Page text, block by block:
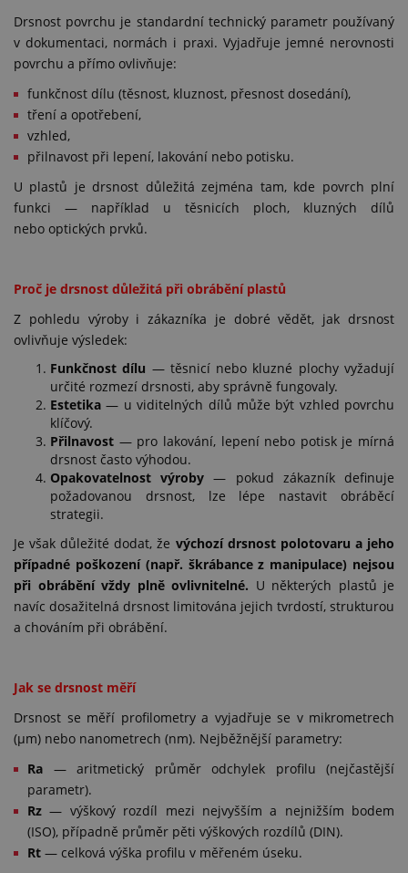
Drsnost povrchu je standardní technický parametr používaný
v dokumentaci, normách i praxi. Vyjadřuje jemné nerovnosti
povrchu a přímo ovlivňuje:
funkčnost dílu (těsnost, kluznost, přesnost dosedání),
tření a opotřebení,
vzhled,
přilnavost při lepení, lakování nebo potisku.
U plastů je drsnost důležitá zejména tam, kde povrch plní
funkci — například u těsnicích ploch, kluzných dílů
nebo optických prvků.
Proč je drsnost důležitá při obrábění plastů
Z pohledu výroby i zákazníka je dobré vědět, jak drsnost
ovlivňuje výsledek:
Funkčnost dílu — těsnicí nebo kluzné plochy vyžadují
určité rozmezí drsnosti, aby správně fungovaly.
Estetika — u viditelných dílů může být vzhled povrchu
klíčový.
Přilnavost — pro lakování, lepení nebo potisk je mírná
drsnost často výhodou.
Opakovatelnost výroby — pokud zákazník definuje
požadovanou drsnost, lze lépe nastavit obráběcí
strategii.
Je však důležité dodat, že výchozí drsnost polotovaru a jeho
případné poškození (např. škrábance z manipulace) nejsou
při obrábění vždy plně ovlivnitelné. U některých plastů je
navíc dosažitelná drsnost limitována jejich tvrdostí, strukturou
a chováním při obrábění.
Jak se drsnost měří
Drsnost se měří profilometry a vyjadřuje se v mikrometrech
(µm) nebo nanometrech (nm). Nejběžnější parametry:
Ra — aritmetický průměr odchylek profilu (nejčastější
parametr).
Rz — výškový rozdíl mezi nejvyšším a nejnižším bodem
(ISO), případně průměr pěti výškových rozdílů (DIN).
Rt — celková výška profilu v měřeném úseku.